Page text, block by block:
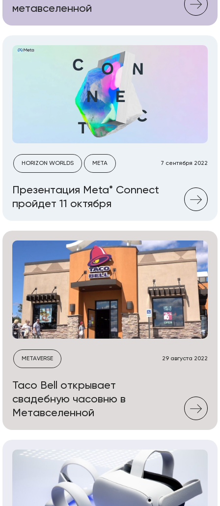
метавселенной
HORIZON WORLDS META 7 сентября 2022
Презентация Meta* Connect
пройдет 11 октября
METAVERSE 29 августа 2022
Taco Bell открывает
свадебную часовню в
Метавселенной